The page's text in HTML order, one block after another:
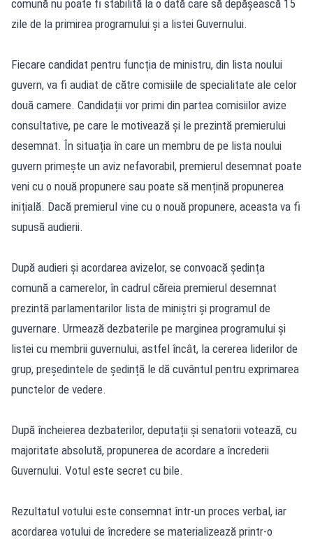
comună nu poate fi stabilită la o dată care să depășească 15
zile de la primirea programului și a listei Guvernului.
Fiecare candidat pentru funcția de ministru, din lista noului
guvern, va fi audiat de către comisiile de specialitate ale celor
două camere. Candidații vor primi din partea comisiilor avize
consultative, pe care le motivează și le prezintă premierului
desemnat. În situația în care un membru de pe lista noului
guvern primește un aviz nefavorabil, premierul desemnat poate
veni cu o nouă propunere sau poate să mențină propunerea
inițială. Dacă premierul vine cu o nouă propunere, aceasta va fi
supusă audierii.
După audieri și acordarea avizelor, se convoacă ședința
comună a camerelor, în cadrul căreia premierul desemnat
prezintă parlamentarilor lista de miniștri și programul de
guvernare. Urmează dezbaterile pe marginea programului și
listei cu membrii guvernului, astfel încât, la cererea liderilor de
grup, președintele de ședință le dă cuvântul pentru exprimarea
punctelor de vedere.
După încheierea dezbaterilor, deputații și senatorii votează, cu
majoritate absolută, propunerea de acordare a încrederii
Guvernului. Votul este secret cu bile.
Rezultatul votului este consemnat într-un proces verbal, iar
acordarea votului de încredere se materializează printr-o